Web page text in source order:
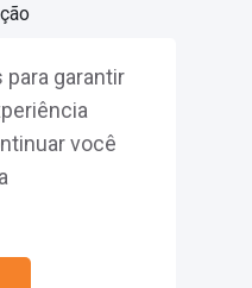
garantir
você
se
Login